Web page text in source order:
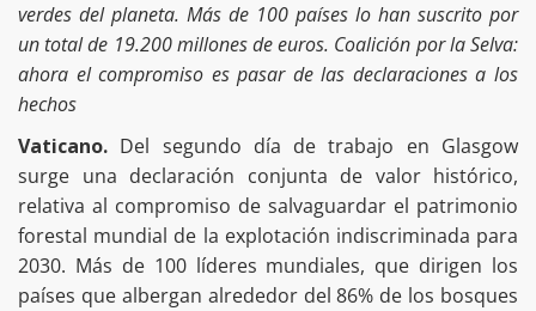
verdes del planeta. Más de 100 países lo han suscrito por
un total de 19.200 millones de euros. Coalición por la Selva:
ahora el compromiso es pasar de las declaraciones a los
hechos
Vaticano. Del segundo día de trabajo en Glasgow
surge una declaración conjunta de valor histórico,
relativa al compromiso de salvaguardar el patrimonio
forestal mundial de la explotación indiscriminada para
2030. Más de 100 líderes mundiales, que dirigen los
países que albergan alrededor del 86% de los bosques